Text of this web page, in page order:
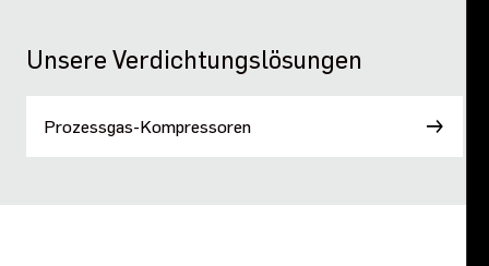
Unsere Verdichtungslösungen
Prozessgas-Kompressoren